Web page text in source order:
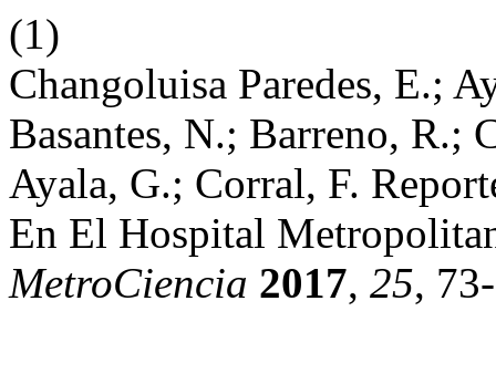
(1)
Changoluisa Paredes, E.;
Basantes, N.; Barreno, R.;
Ayala, G.; Corral, F.
En El Hospital
MetroCiencia 2017, 25,